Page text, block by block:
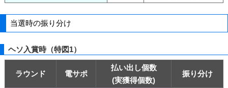
当選時の振り分け
ヘソ入賞時（特図1）
ラウンド 電サポ
払い出し個数
(実獲得個数)
振り分け